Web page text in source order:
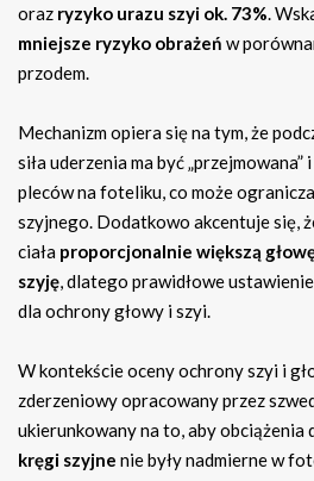
oraz ryzyko urazu szyi ok. 73%.
mniejsze ryzyko obrażeń w
przodem.
Mechanizm opiera się na tym, że
siła uderzenia ma być
pleców na foteliku, co może
szyjnego. Dodatkowo akcentuje się,
ciała proporcjonalnie większą
szyję, dlatego prawidłowe
dla ochrony głowy i szyi.
W kontekście oceny ochrony szyi i
zderzeniowy opracowany przez
ukierunkowany na to, aby obciążenia
kręgi szyjne nie były nadmierne w